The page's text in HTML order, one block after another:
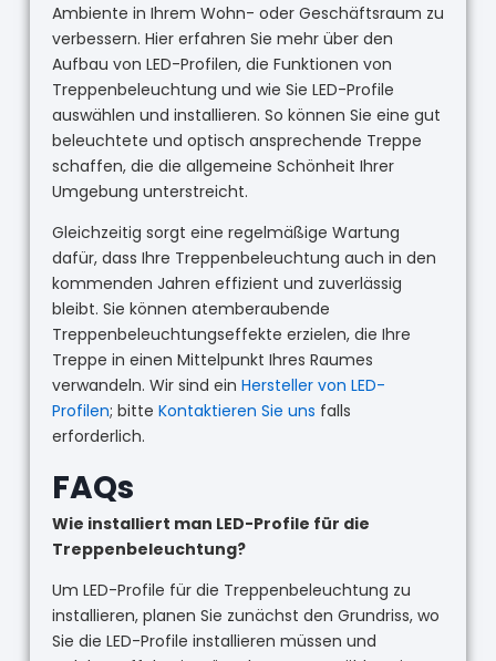
Ambiente in Ihrem Wohn- oder Geschäftsraum zu
verbessern. Hier erfahren Sie mehr über den
Aufbau von LED-Profilen, die Funktionen von
Treppenbeleuchtung und wie Sie LED-Profile
auswählen und installieren. So können Sie eine gut
beleuchtete und optisch ansprechende Treppe
schaffen, die die allgemeine Schönheit Ihrer
Umgebung unterstreicht.
Gleichzeitig sorgt eine regelmäßige Wartung
dafür, dass Ihre Treppenbeleuchtung auch in den
kommenden Jahren effizient und zuverlässig
bleibt. Sie können atemberaubende
Treppenbeleuchtungseffekte erzielen, die Ihre
Treppe in einen Mittelpunkt Ihres Raumes
verwandeln. Wir sind ein Hersteller von LED-
Profilen; bitte Kontaktieren Sie uns falls
erforderlich.
FAQs
Wie installiert man LED-Profile für die
Treppenbeleuchtung?
Um LED-Profile für die Treppenbeleuchtung zu
installieren, planen Sie zunächst den Grundriss, wo
Sie die LED-Profile installieren müssen und